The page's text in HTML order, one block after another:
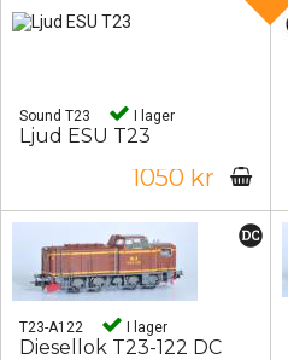
Sound T23 I lager
Ljud ESU T23
1050 kr
T23-A122 I lager
Diesellok T23-122 DC